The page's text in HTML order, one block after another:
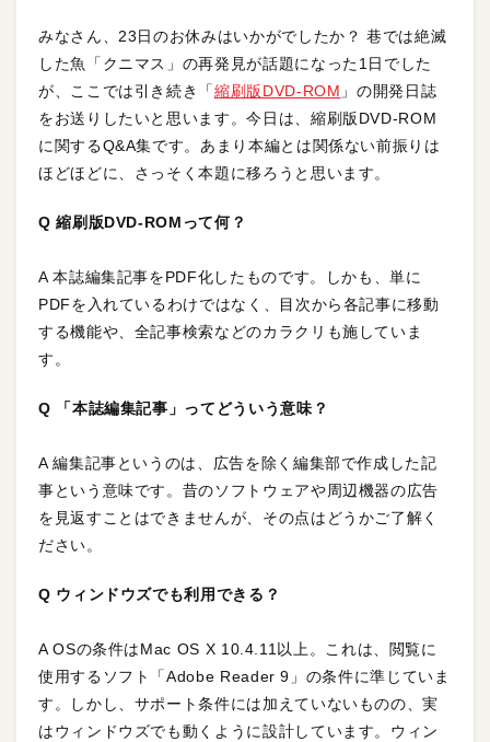
みなさん、23日のお休みはいかがでしたか？ 巷では絶滅
した魚「クニマス」の再発見が話題になった1日でした
が、ここでは引き続き「縮刷版DVD-ROM 」の開発日誌
をお送りしたいと思います。今日は、縮刷版DVD-ROM
に関するQ&A集です。あまり本編とは関係ない前振りは
ほどほどに、さっそく本題に移ろうと思います。
Q 縮刷版DVD-ROMって何？
A 本誌編集記事をPDF化したものです。しかも、単に
PDFを入れているわけではなく、目次から各記事に移動
する機能や、全記事検索などのカラクリも施していま
す。
Q 「本誌編集記事」ってどういう意味？
A 編集記事というのは、広告を除く編集部で作成した記
事という意味です。昔のソフトウェアや周辺機器の広告
を見返すことはできませんが、その点はどうかご了解く
ださい。
Q ウィンドウズでも利用できる？
A OSの条件はMac OS X 10.4.11以上。これは、閲覧に
使用するソフト「Adobe Reader 9」の条件に準じていま
す。しかし、サポート条件には加えていないものの、実
はウィンドウズでも動くように設計しています。ウィン